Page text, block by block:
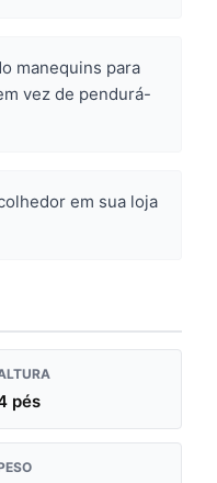
manequins para
vez de pendurá-
em sua loja
pés